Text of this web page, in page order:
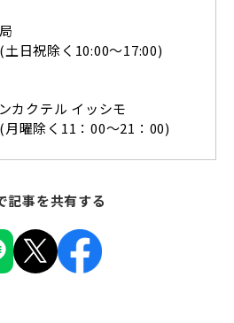
日祝除く10:00～17:00)
カクテル イッシモ
曜除く11：00～21：00)
記事を共有する